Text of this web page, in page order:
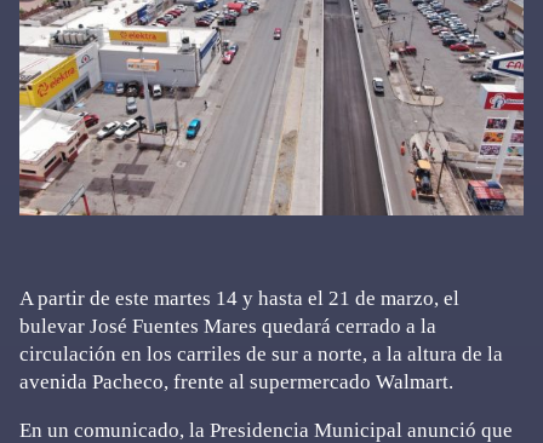
A partir de este martes 14 y hasta el 21 de marzo, el
bulevar José Fuentes Mares quedará cerrado a la
circulación en los carriles de sur a norte, a la altura de la
avenida Pacheco, frente al supermercado Walmart.
En un comunicado, la Presidencia Municipal anunció que